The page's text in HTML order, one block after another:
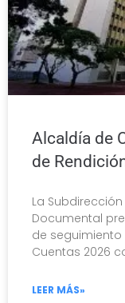
Alcaldía de
de
La
Documental
de seguimiento
Cuentas 2026
LEER MÁS»